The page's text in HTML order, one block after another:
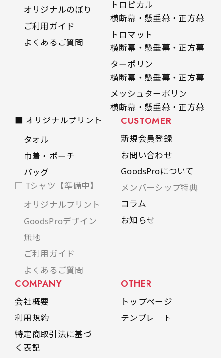
オリジナルのぼり
ご利用ガイド
よくあるご質問
トロピカル
横断幕・懸垂幕・正方幕
トロマット
横断幕・懸垂幕・正方幕
ターポリン
横断幕・懸垂幕・正方幕
メッシュターポリン
横断幕・懸垂幕・正方幕
■ オリジナルプリント
タオル
巾着・ポーチ
バッグ
□ Tシャツ【準備中】
オリジナルプリント
GoodsProデザイン
無地
ご利用ガイド
よくあるご質問
CUSTOMER
新規会員登録
お問い合わせ
GoodsProについて
メンバーシップ特典
コラム
お知らせ
COMPANY
会社概要
利用規約
特定商取引法に基づ
く表記
OTHER
トップページ
テンプレート